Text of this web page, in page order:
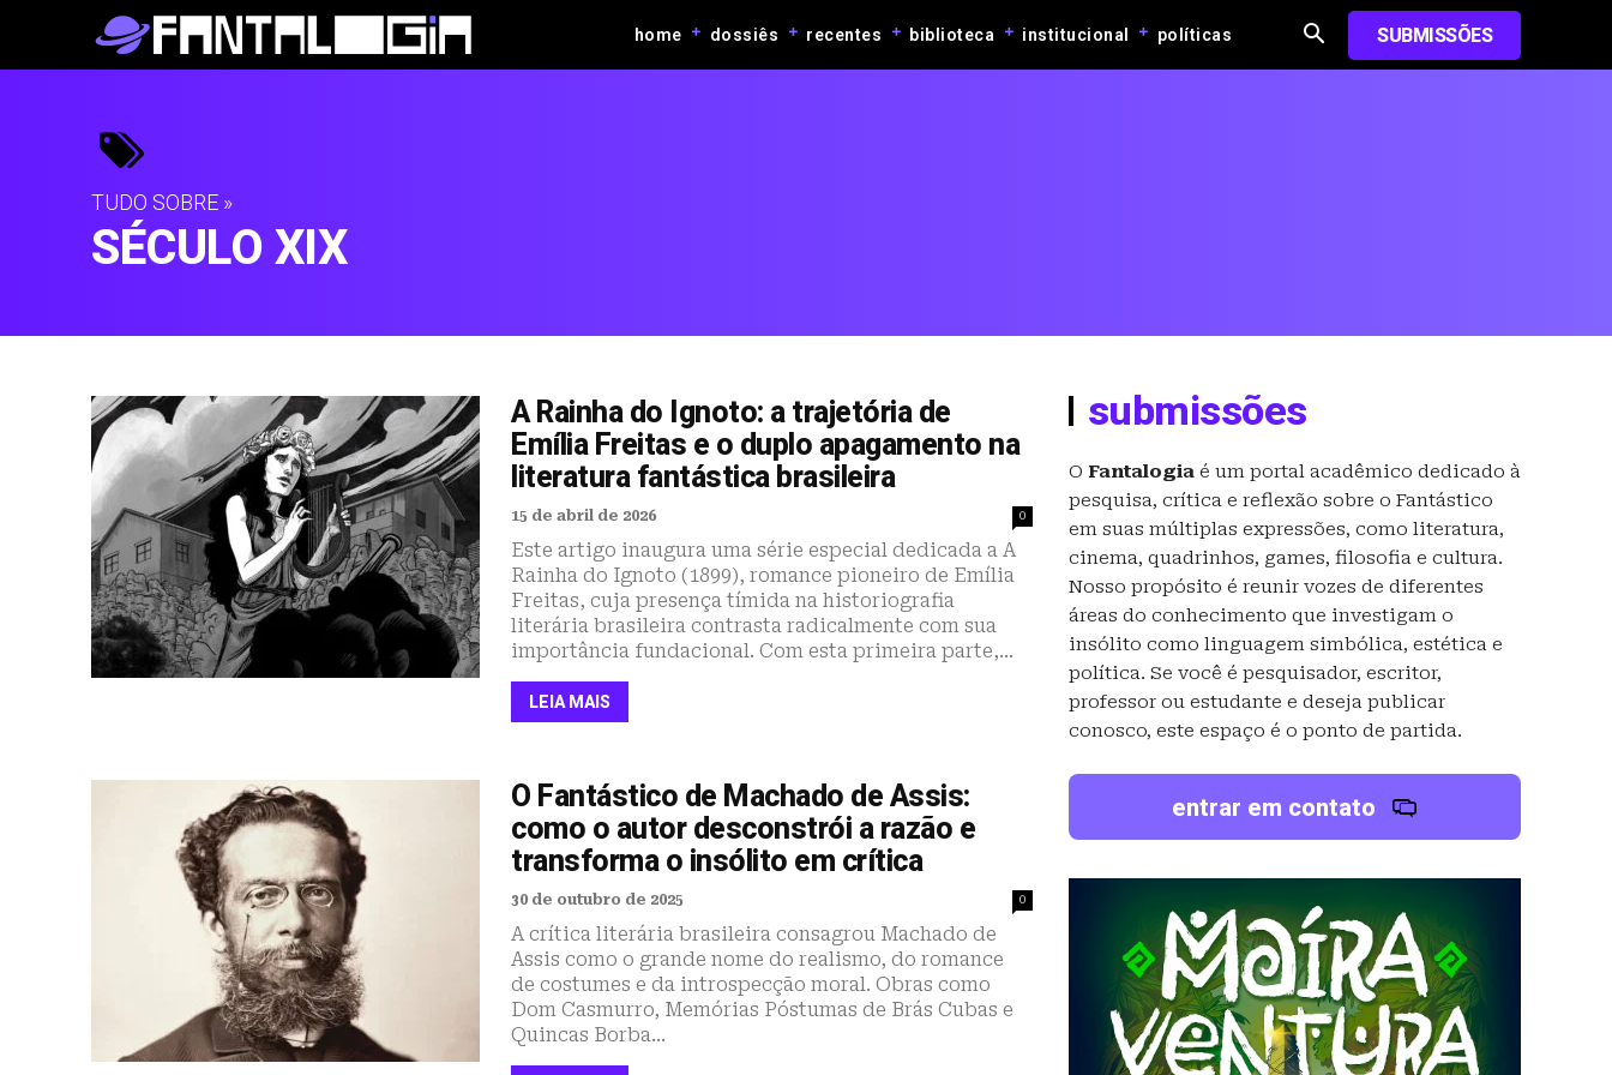
home dossiês recentes biblioteca institucional políticas SUBMISSÕES
TUDO SOBRE »
SÉCULO XIX
A Rainha do Ignoto: a trajetória de
Emília Freitas e o duplo apagamento na
literatura fantástica brasileira
15 de abril de 2026 0
Este artigo inaugura uma série especial dedicada a A
Rainha do Ignoto (1899), romance pioneiro de Emília
Freitas, cuja presença tímida na historiografia
literária brasileira contrasta radicalmente com sua
importância fundacional. Com esta primeira parte,...
LEIA MAIS
O Fantástico de Machado de Assis:
como o autor desconstrói a razão e
transforma o insólito em crítica
30 de outubro de 2025 0
A crítica literária brasileira consagrou Machado de
Assis como o grande nome do realismo, do romance
de costumes e da introspecção moral. Obras como
Dom Casmurro, Memórias Póstumas de Brás Cubas e
Quincas Borba...
submissões
O Fantalogia é um portal acadêmico dedicado à
pesquisa, crítica e reflexão sobre o Fantástico
em suas múltiplas expressões, como literatura,
cinema, quadrinhos, games, filosofia e cultura.
Nosso propósito é reunir vozes de diferentes
áreas do conhecimento que investigam o
insólito como linguagem simbólica, estética e
política. Se você é pesquisador, escritor,
professor ou estudante e deseja publicar
conosco, este espaço é o ponto de partida.
entrar em contato